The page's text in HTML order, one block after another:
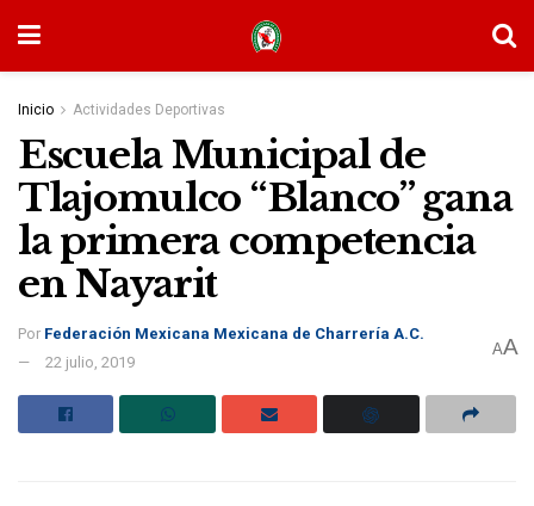
Inicio Actividades Deportivas
Escuela Municipal de
Tlajomulco “Blanco” gana
la primera competencia
en Nayarit
Por Federación Mexicana Mexicana de Charrería A.C.
22 julio, 2019
AA